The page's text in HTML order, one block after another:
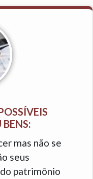
BENS:
mas não se
seus
patrimônio